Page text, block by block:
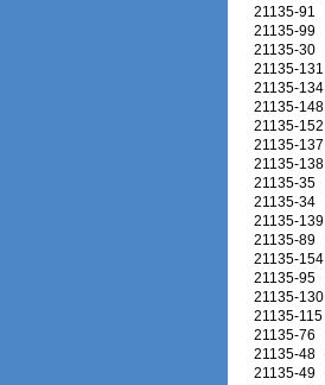
21135-91
21135-99
21135-30
21135-131
21135-134
21135-148
21135-152
21135-137
21135-138
21135-35
21135-34
21135-139
21135-89
21135-154
21135-95
21135-130
21135-115
21135-76
21135-48
21135-49